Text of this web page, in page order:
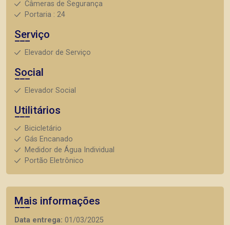
Câmeras de Segurança
Portaria : 24
Serviço
Elevador de Serviço
Social
Elevador Social
Utilitários
Bicicletário
Gás Encanado
Medidor de Água Individual
Portão Eletrônico
Mais informações
Data entrega: 01/03/2025